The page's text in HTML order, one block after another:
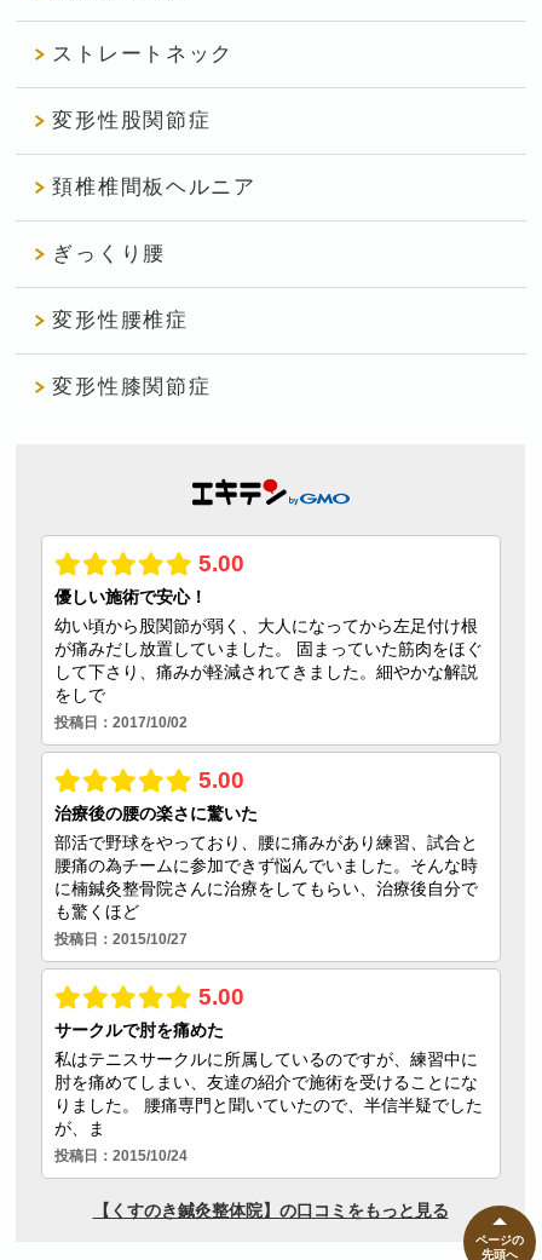
ストレートネック
変形性股関節症
頚椎椎間板ヘルニア
ぎっくり腰
変形性腰椎症
変形性膝関節症
ページの
先頭へ